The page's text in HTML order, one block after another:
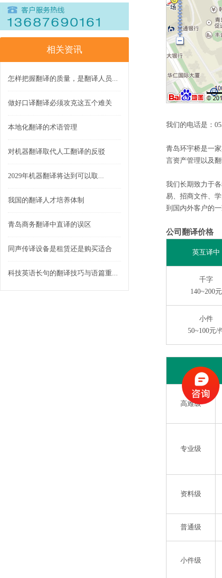
相关资讯
怎样把握翻译的质量，是翻译人员...
做好口译翻译必须攻克这五个难关
本地化翻译的术语管理
对机器翻译取代人工翻译的反驳
2029年机器翻译将达到可以取...
我国的翻译人才培养体制
青岛商务翻译中直译的误区
同声传译设备是租赁还是购买适合
科技英语长句的翻译技巧与语篇重...
我们的电话是：
青岛环宇桥是一
言资产管理以及
我们长期致力于
易、招商文件、
到国内外客户的
公司翻译价格
英互译中
千字
140~200元
小件
50~100元/
高难级
专业级
资料级
普通级
小件级